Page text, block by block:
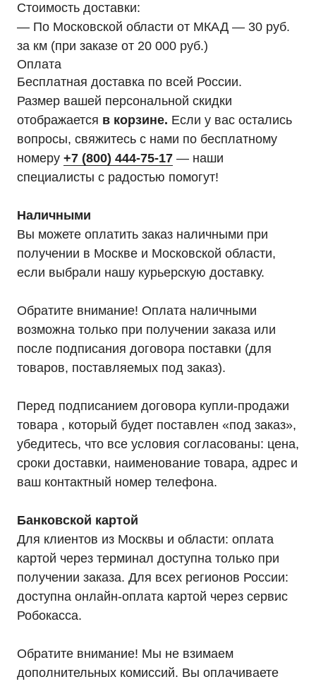
Стоимость доставки:
— По Московской области от МКАД — 30 руб.
за км (при заказе от 20 000 руб.)
Оплата
Бесплатная доставка по всей России.
Размер вашей персональной скидки
отображается в корзине. Если у вас остались
вопросы, свяжитесь с нами по бесплатному
номеру +7 (800) 444-75-17 — наши
специалисты с радостью помогут!
Наличными
Вы можете оплатить заказ наличными при
получении в Москве и Московской области,
если выбрали нашу курьерскую доставку.
Обратите внимание! Оплата наличными
возможна только при получении заказа или
после подписания договора поставки (для
товаров, поставляемых под заказ).
Перед подписанием договора купли-продажи
товара , который будет поставлен «под заказ»,
убедитесь, что все условия согласованы: цена,
сроки доставки, наименование товара, адрес и
ваш контактный номер телефона.
Банковской картой
Для клиентов из Москвы и области: оплата
картой через терминал доступна только при
получении заказа. Для всех регионов России:
доступна онлайн-оплата картой через сервис
Робокасса.
Обратите внимание! Мы не взимаем
дополнительных комиссий. Вы оплачиваете
Мы являемся
официальным
дилером «HIDEN"
Телефон:
8 (800) 444-75-17 info@ibp-hiden.ru
Оставьте заявку на подбор ИБП
и наши менеджеры помогут вам
подобрать подходящий вариант